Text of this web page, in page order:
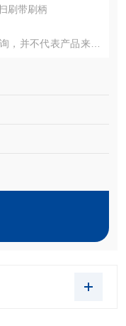
刷带刷柄
，并不代表产品来自